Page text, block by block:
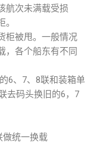
航次未满载受损
柜被甩。一般情况
，各个船东有不同
6、7、8联和装箱单
去码头换旧的6，7
统一换载